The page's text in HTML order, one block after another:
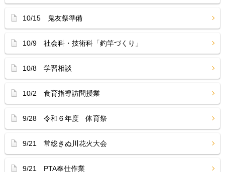
10/15 鬼友祭準備
10/9 社会科・技術科「釣竿づくり」
10/8 学習相談
10/2 食育指導訪問授業
9/28 令和６年度 体育祭
9/21 常総きぬ川花火大会
9/21 PTA奉仕作業